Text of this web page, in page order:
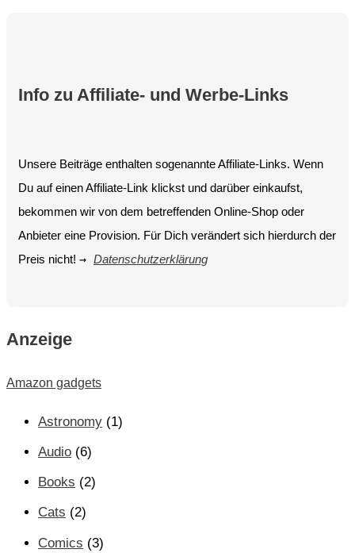
Info zu Affiliate- und Werbe-Links
Unsere Beiträge enthalten sogenannte Affiliate-Links. Wenn
Du auf einen Affiliate-Link klickst und darüber einkaufst,
bekommen wir von dem betreffenden Online-Shop oder
Anbieter eine Provision. Für Dich verändert sich hierdurch der
Preis nicht! → Datenschutzerklärung
Anzeige
Amazon gadgets
Astronomy (1)
Audio (6)
Books (2)
Cats (2)
Comics (3)